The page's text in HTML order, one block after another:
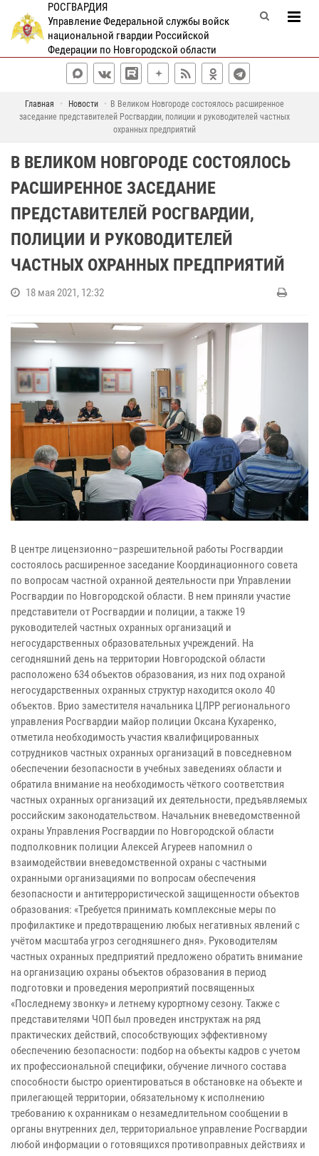
РОСГВАРДИЯ
Управление Федеральной службы войск
национальной гвардии Российской
Федерации по Новгородской области
Главная Новости
В Великом Новгороде состоялось расширенное
заседание представителей Росгвардии, полиции и руководителей частных
охранных предприятий
В ВЕЛИКОМ НОВГОРОДЕ СОСТОЯЛОСЬ
РАСШИРЕННОЕ ЗАСЕДАНИЕ
ПРЕДСТАВИТЕЛЕЙ РОСГВАРДИИ,
ПОЛИЦИИ И РУКОВОДИТЕЛЕЙ
ЧАСТНЫХ ОХРАННЫХ ПРЕДПРИЯТИЙ
18 мая 2021, 12:32
В центре лицензионно–разрешительной работы Росгвардии
состоялось расширенное заседание Координационного совета
по вопросам частной охранной деятельности при Управлении
Росгвардии по Новгородской области. В нем приняли участие
представители от Росгвардии и полиции, а также 19
руководителей частных охранных организаций и
негосударственных образовательных учреждений. На
сегодняшний день на территории Новгородской области
расположено 634 объектов образования, из них под охраной
негосударственных охранных структур находится около 40
объектов. Врио заместителя начальника ЦЛРР регионального
управления Росгвардии майор полиции Оксана Кухаренко,
отметила необходимость участия квалифицированных
сотрудников частных охранных организаций в повседневном
обеспечении безопасности в учебных заведениях области и
обратила внимание на необходимость чёткого соответствия
частных охранных организаций их деятельности, предъявляемых
российским законодательством. Начальник вневедомственной
охраны Управления Росгвардии по Новгородской области
подполковник полиции Алексей Агуреев напомнил о
взаимодействии вневедомственной охраны с частными
охранными организациями по вопросам обеспечения
безопасности и антитеррористической защищенности объектов
образования: «Требуется принимать комплексные меры по
профилактике и предотвращению любых негативных явлений с
учётом масштаба угроз сегодняшнего дня». Руководителям
частных охранных предприятий предложено обратить внимание
на организацию охраны объектов образования в период
подготовки и проведения мероприятий посвященных
«Последнему звонку» и летнему курортному сезону. Также с
представителями ЧОП был проведен инструктаж на ряд
практических действий, способствующих эффективному
обеспечению безопасности: подбор на объекты кадров с учетом
их профессиональной специфики, обучение личного состава
способности быстро ориентироваться в обстановке на объекте и
прилегающей территории, обязательному к исполнению
требованию к охранникам о незамедлительном сообщении в
органы внутренних дел, территориальное управление Росгвардии
любой информации о готовящихся противоправных действиях и